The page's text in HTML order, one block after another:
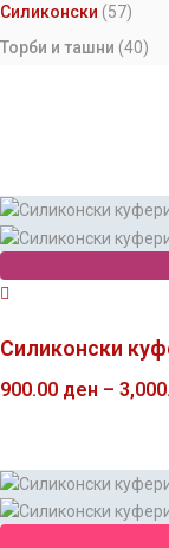
Силиконски
57
Торби и ташни 40
Силиконски
900.00 ден –